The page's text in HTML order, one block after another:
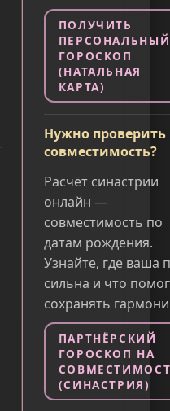
ПОЛУЧИТЬ
ПЕРСОНАЛЬНЫЙ
ГОРОСКОП
(НАТАЛЬНАЯ
КАРТА)
Нужно проверить
совместимость?
Расчёт синастрии
онлайн —
совместимость по
датам рождения.
Узнайте, где ваша
сильна и что
сохранять
ПАРТНЁРСКИЙ
ГОРОСКОП НА
(СИНАСТРИЯ)